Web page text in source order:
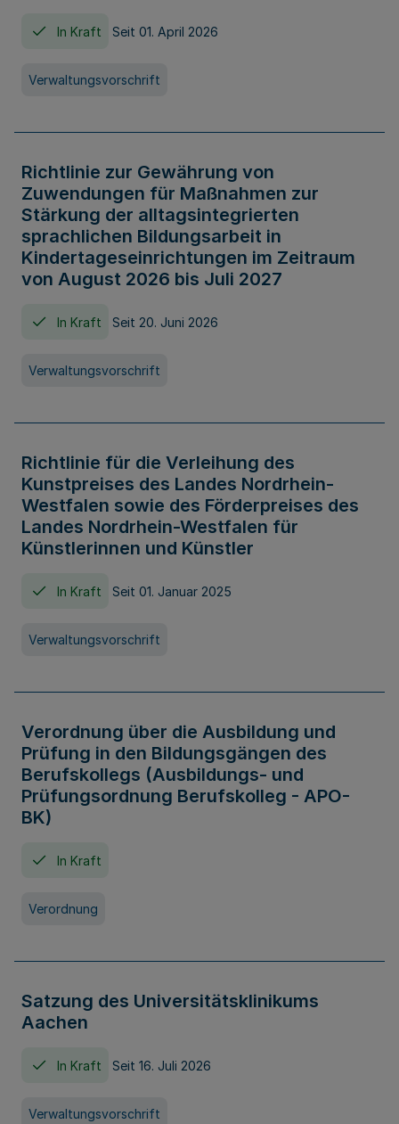
In Kraft Seit 01. April 2026
Verwaltungsvorschrift
Richtlinie zur Gewährung von
Zuwendungen für Maßnahmen zur
Stärkung der alltagsintegrierten
sprachlichen Bildungsarbeit in
Kindertageseinrichtungen im Zeitraum
von August 2026 bis Juli 2027
In Kraft Seit 20. Juni 2026
Verwaltungsvorschrift
Richtlinie für die Verleihung des
Kunstpreises des Landes Nordrhein-
Westfalen sowie des Förderpreises des
Landes Nordrhein-Westfalen für
Künstlerinnen und Künstler
In Kraft Seit 01. Januar 2025
Verwaltungsvorschrift
Verordnung über die Ausbildung und
Prüfung in den Bildungsgängen des
Berufskollegs (Ausbildungs- und
Prüfungsordnung Berufskolleg - APO-
BK)
In Kraft
Verordnung
Satzung des Universitätsklinikums
Aachen
In Kraft Seit 16. Juli 2026
Verwaltungsvorschrift